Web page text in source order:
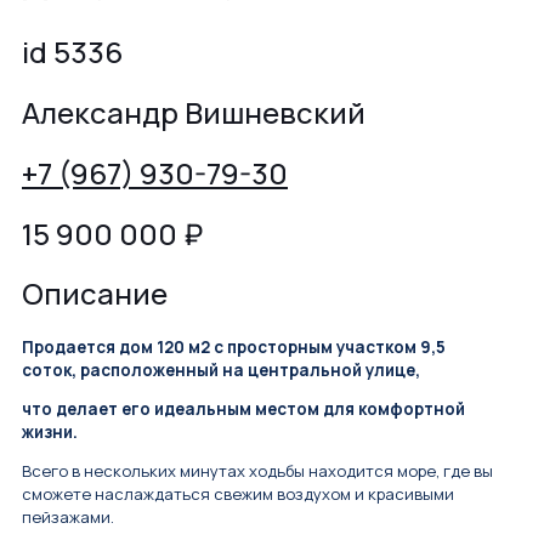
id 5336
Александр Вишневский
+7 (967) 930-79-30
15 900 000 ₽
Описание
Продается дом 120 м2 с просторным участком 9,5
соток, расположенный на центральной улице,
что делает его идеальным местом для комфортной
жизни.
Всего в нескольких минутах ходьбы находится море, где вы
сможете наслаждаться свежим воздухом и красивыми
пейзажами.